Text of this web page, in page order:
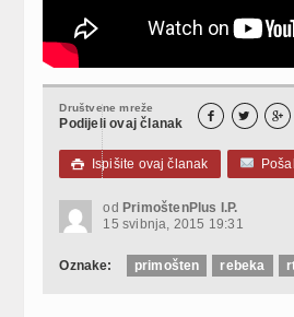
Društvene mreže
Podijeli ovaj članak   
 Ispišite ovaj članak
od PrimoštenPlus I.P.
15 svibnja, 2015 19:31
Oznake: primošten rebeka